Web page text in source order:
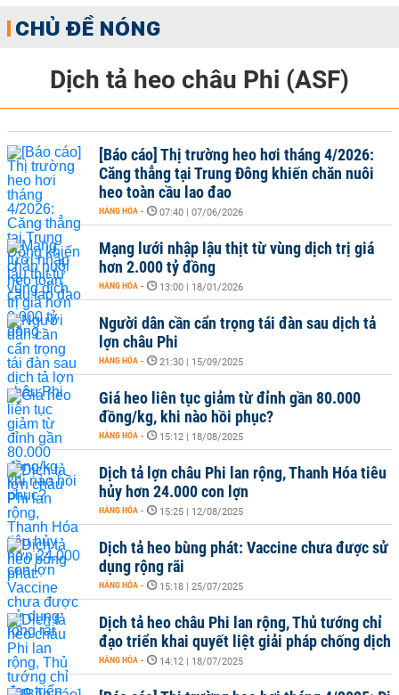
CHỦ ĐỀ NÓNG
Dịch tả heo châu Phi (ASF)
[Báo cáo] Thị trường heo hơi tháng 4/2026:
Căng thẳng tại Trung Đông khiến chăn nuôi
heo toàn cầu lao đao
HÀNG HÓA - 07:40 | 07/06/2026
Mạng lưới nhập lậu thịt từ vùng dịch trị giá
hơn 2.000 tỷ đồng
HÀNG HÓA - 13:00 | 18/01/2026
Người dân cần cẩn trọng tái đàn sau dịch tả
lợn châu Phi
HÀNG HÓA - 21:30 | 15/09/2025
Giá heo liên tục giảm từ đỉnh gần 80.000
đồng/kg, khi nào hồi phục?
HÀNG HÓA - 15:12 | 18/08/2025
Dịch tả lợn châu Phi lan rộng, Thanh Hóa tiêu
hủy hơn 24.000 con lợn
HÀNG HÓA - 15:25 | 12/08/2025
Dịch tả heo bùng phát: Vaccine chưa được sử
dụng rộng rãi
HÀNG HÓA - 15:18 | 25/07/2025
Dịch tả heo châu Phi lan rộng, Thủ tướng chỉ
đạo triển khai quyết liệt giải pháp chống dịch
HÀNG HÓA - 14:12 | 18/07/2025